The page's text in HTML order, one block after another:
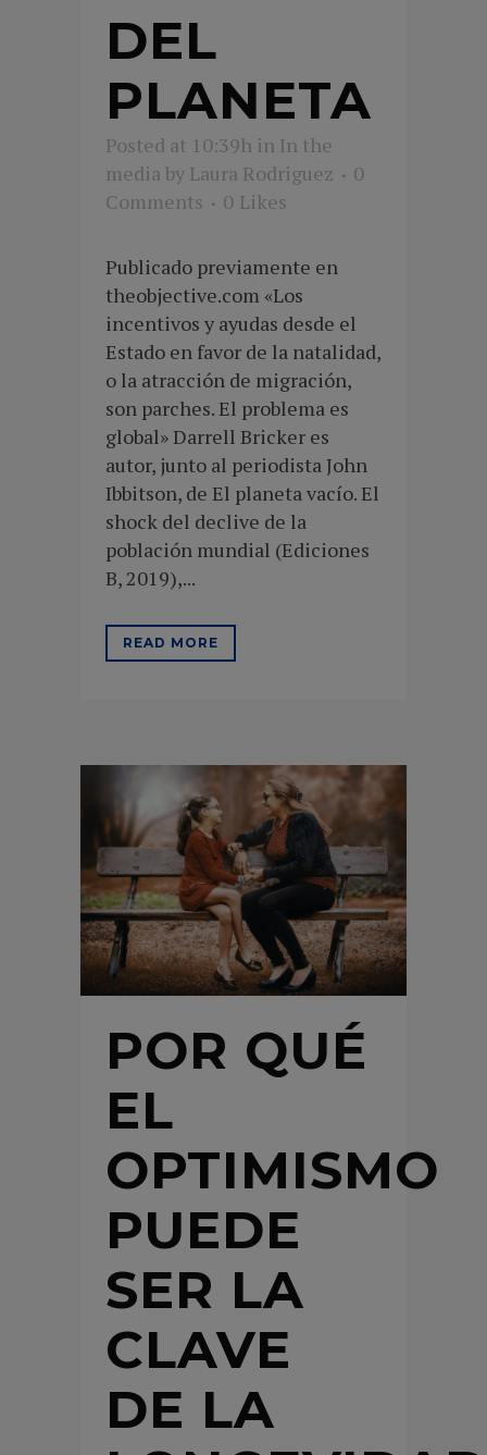
DEL
PLANETA
Posted at 10:39h in In the
media by Laura Rodriguez
0
Comments
0 Likes
Publicado previamente en
theobjective.com «Los
incentivos y ayudas desde el
Estado en favor de la natalidad,
o la atracción de migración,
son parches. El problema es
global» Darrell Bricker es
autor, junto al periodista John
Ibbitson, de El planeta vacío. El
shock del declive de la
población mundial (Ediciones
B, 2019),...
READ MORE
POR QUÉ
EL
OPTIMISMO
PUEDE
SER LA
CLAVE
DE LA